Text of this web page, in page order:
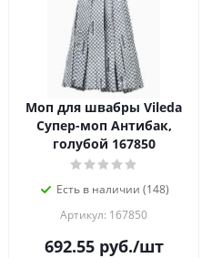
Моп для швабры Vileda
Супер-моп Антибак,
голубой 167850
Есть в наличии (148)
Артикул: 167850
692.55руб./шт